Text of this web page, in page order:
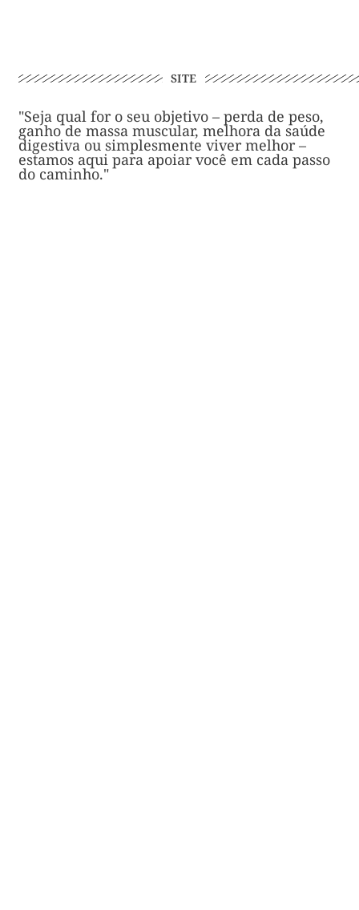
SITE
"Seja qual for o seu objetivo – perda de peso,
ganho de massa muscular, melhora da saúde
digestiva ou simplesmente viver melhor –
estamos aqui para apoiar você em cada passo
do caminho."